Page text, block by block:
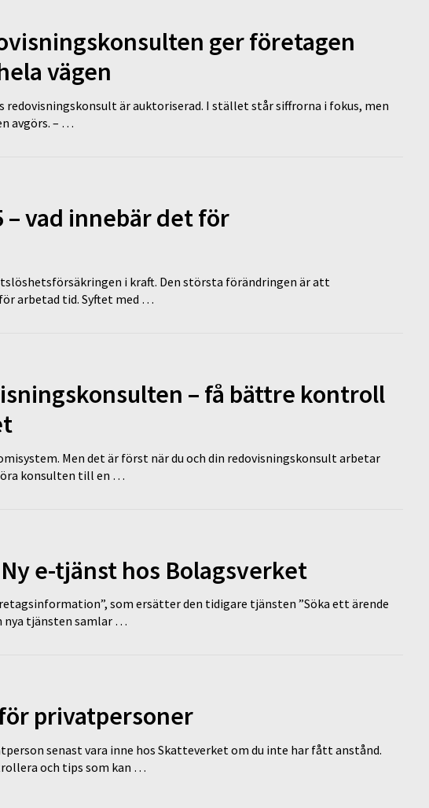
ger företagen
vägen
redovisningskonsult är auktoriserad. I stället står siffrorna i fokus, men
avgörs. – …
– vad innebär det för
i kraft. Den största förändringen är att
arbetad tid. Syftet med …
– få bättre kontroll
Men det är först när du och din redovisningskonsult arbetar
konsulten till en …
e-tjänst hos Bolagsverket
som ersätter den tidigare tjänsten ”Söka ett ärende
nya tjänsten samlar …
privatpersoner
senast vara inne hos Skatteverket om du inte har fått anstånd.
och tips som kan …